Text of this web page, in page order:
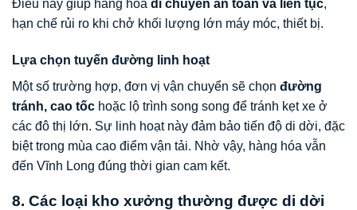
Điều này giúp hàng hóa di chuyển an toàn và liên tục,
hạn chế rủi ro khi chở khối lượng lớn máy móc, thiết bị.
Lựa chọn tuyến đường linh hoạt
Một số trường hợp, đơn vị vận chuyển sẽ chọn đường
tránh, cao tốc hoặc lộ trình song song để tránh kẹt xe ở
các đô thị lớn. Sự linh hoạt này đảm bảo tiến độ di dời, đặc
biệt trong mùa cao điểm vận tải. Nhờ vậy, hàng hóa vẫn
đến Vĩnh Long đúng thời gian cam kết.
8. Các loại kho xưởng thường được di dời